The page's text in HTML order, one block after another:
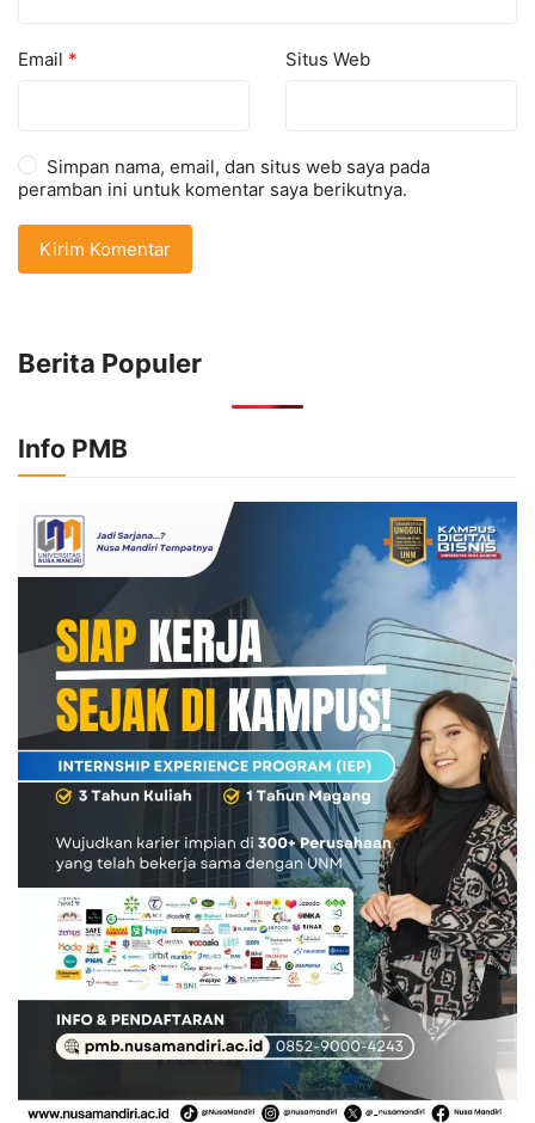
Email * Situs Web
Simpan nama, email, dan situs web saya pada
peramban ini untuk komentar saya berikutnya.
Berita Populer
Info PMB